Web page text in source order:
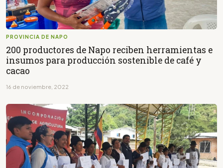
PROVINCIA DE NAPO
200 productores de Napo reciben herramientas e
insumos para producción sostenible de café y
cacao
16 de noviembre, 2022